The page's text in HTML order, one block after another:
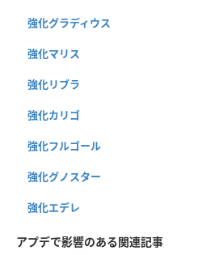
強化グラディウス
強化マリス
強化リブラ
強化カリゴ
強化フルゴール
強化グノスター
強化エデレ
アプデで影響のある関連記事